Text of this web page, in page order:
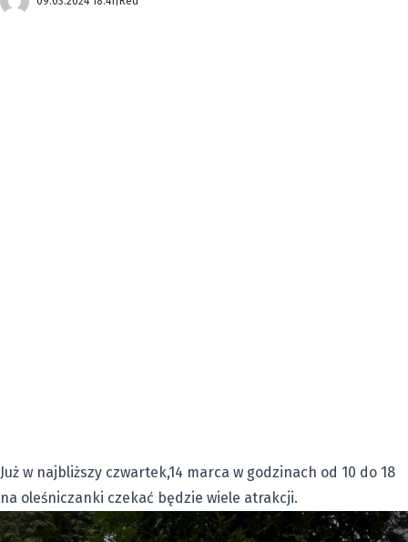
Już w najbliższy czwartek,14 marca w godzinach od 10 do 18
na oleśniczanki czekać będzie wiele atrakcji.